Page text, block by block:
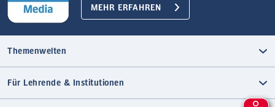
MEHR ERFAHREN
Themenwelten
Für Lehrende & Institutionen